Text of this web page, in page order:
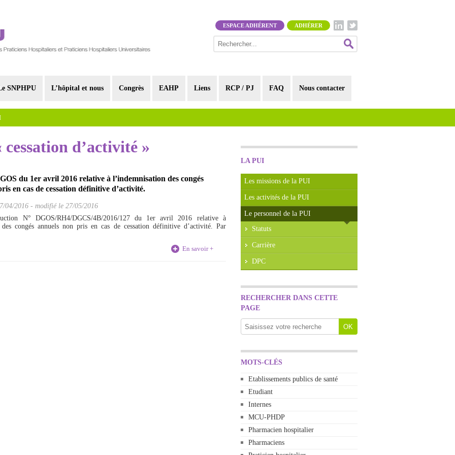
ADHÉRER
ESPACE ADHÉRENT
SNPHPU L’hôpital et nous Congrès EAHP Liens RCP / PJ FAQ Nous contacter
LA PUI
Les missions de la PUI
Les activités de la PUI
Le personnel de la PUI
Statuts
Carrière
DPC
RECHERCHER DANS CETTE
PAGE
MOTS-CLÉS
Etablissements publics de santé
Etudiant
Internes
MCU-PHDP
Pharmacien hospitalier
Pharmaciens
d’activité »
du 1er avril 2016 relative à l’indemnisation des congés
en cas de cessation définitive d’activité.
04/2016 - modifié le 27/05/2016
N° DGOS/RH4/DGCS/4B/2016/127 du 1er avril 2016 relative à
des congés annuels non pris en cas de cessation définitive d’activité. Par
En savoir +